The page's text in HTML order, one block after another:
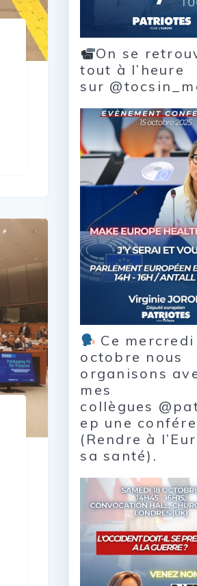
On se
tout à l’heure
sur
Ce mercredi
octobre nous
organisons
mes
collègues
ep une
(Rendre à
sa santé).